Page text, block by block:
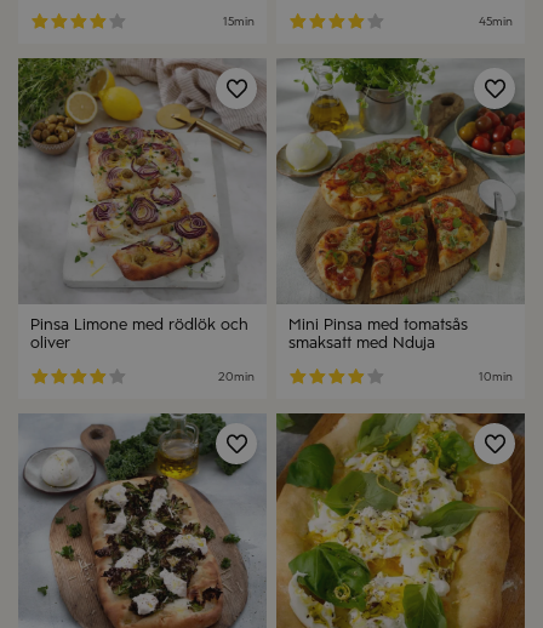
15min 45min
Spara
Pinsa Limone med rödlök och
oliver
20min
Mini Pinsa med tomatsås
smaksatt med Nduja
10min
Spara